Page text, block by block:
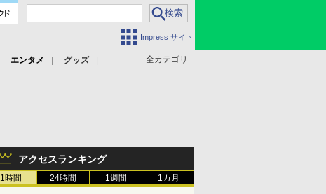
Impress サイト
全カテゴリ
エンタメ
グッズ
アクセスランキング
1時間 24時間 1週間 1カ月